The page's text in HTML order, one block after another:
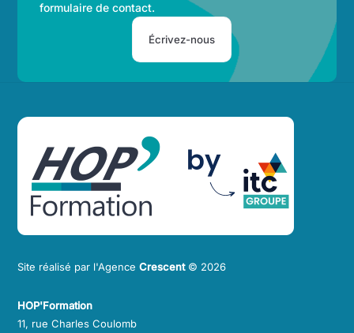
formulaire de contact.
Écrivez-nous
Top
Site réalisé par l'AgenceCrescent© 2026
HOP'Formation
11, rue Charles Coulomb